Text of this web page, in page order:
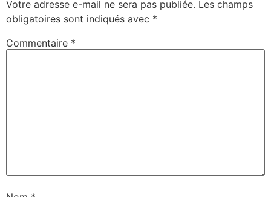
Votre adresse e-mail ne sera pas publiée. Les champs
obligatoires sont indiqués avec *
Commentaire *